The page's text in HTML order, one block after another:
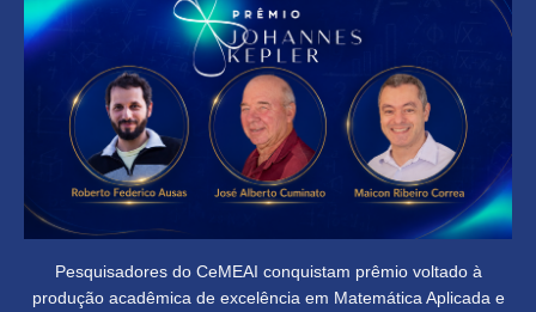
Pesquisadores do CeMEAI conquistam prêmio voltado à
produção acadêmica de excelência em Matemática Aplicada e